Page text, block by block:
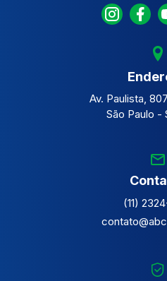
Av. Paulista,
São Paulo -
(11)